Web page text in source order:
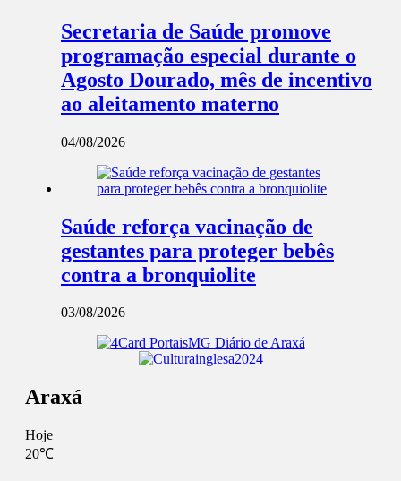
Secretaria de Saúde promove
programação especial durante o
Agosto Dourado, mês de incentivo
ao aleitamento materno
04/08/2026
Saúde reforça vacinação de
gestantes para proteger bebês
contra a bronquiolite
03/08/2026
Araxá
Hoje
20℃